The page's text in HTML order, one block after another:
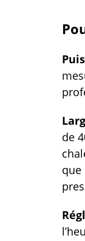
de
que